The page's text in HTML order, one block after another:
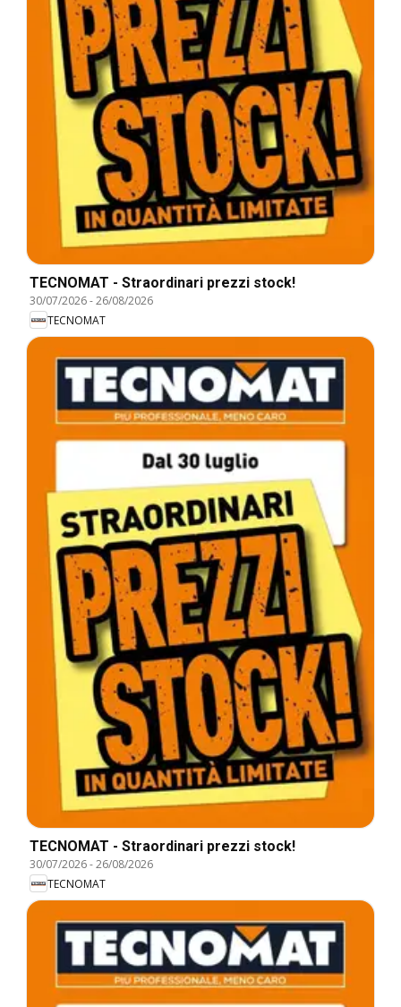
TECNOMAT - Straordinari prezzi stock!
30/07/2026-26/08/2026
TECNOMAT
TECNOMAT - Straordinari prezzi stock!
30/07/2026-26/08/2026
TECNOMAT